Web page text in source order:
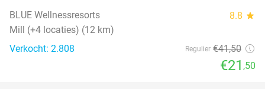
BLUE Wellnessresorts 8.8 star
Mill (+4 locaties) (12 km)
Verkocht: 2.808
Regulier €41,50
€21 ,50